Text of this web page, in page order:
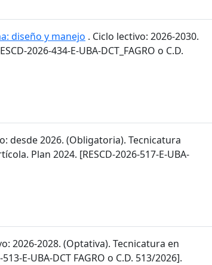
diseño y manejo . Ciclo lectivo: 2026-2030.
2026-434-E-UBA-DCT_FAGRO o C.D.
desde 2026. (Obligatoria). Tecnicatura
Plan 2024. [RESCD-2026-517-E-UBA-
2026-2028. (Optativa). Tecnicatura en
E-UBA-DCT FAGRO o C.D. 513/2026].